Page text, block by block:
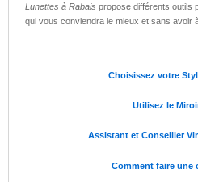
Lunettes à Rabais propose différents outils
qui vous conviendra le mieux et sans avoir
Choisissez votre
Utilisez le
Assistant et Conseiller
Comment faire une